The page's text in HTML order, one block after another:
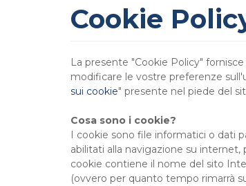
Cookie
La presente "Cookie Policy"
modificare le vostre preferenze
sui cookie" presente nel piede del
Cosa sono i cookie?
I cookie sono file informatici o dati
abilitati alla navigazione su
cookie contiene il nome del sito
(ovvero per quanto tempo rimarrà